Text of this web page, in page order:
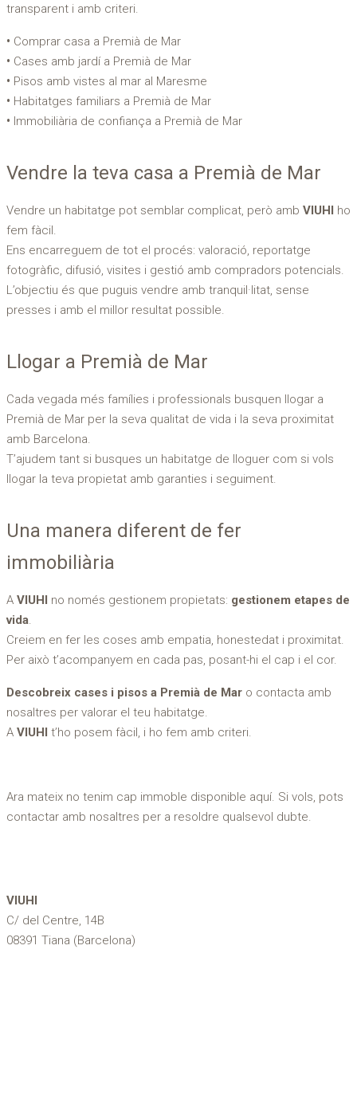
transparent i amb criteri.
Comprar casa a Premià de Mar
Cases amb jardí a Premià de Mar
Pisos amb vistes al mar al Maresme
Habitatges familiars a Premià de Mar
Immobiliària de confiança a Premià de Mar
Vendre la teva casa a Premià de Mar
Vendre un habitatge pot semblar complicat, però amb VIUHI ho
fem fàcil.
Ens encarreguem de tot el procés: valoració, reportatge
fotogràfic, difusió, visites i gestió amb compradors potencials.
L’objectiu és que puguis vendre amb tranquil·litat, sense
presses i amb el millor resultat possible.
Llogar a Premià de Mar
Cada vegada més famílies i professionals busquen llogar a
Premià de Mar per la seva qualitat de vida i la seva proximitat
amb Barcelona.
T’ajudem tant si busques un habitatge de lloguer com si vols
llogar la teva propietat amb garanties i seguiment.
Una manera diferent de fer
immobiliària
A VIUHI no només gestionem propietats: gestionem etapes de
vida
Creiem en fer les coses amb empatia, honestedat i proximitat.
Per això t’acompanyem en cada pas, posant-hi el cap i el cor.
Descobreix cases i pisos a Premià de Mar o contacta amb
nosaltres per valorar el teu habitatge.
A VIUHI t’ho posem fàcil, i ho fem amb criteri.
Ara mateix no tenim cap immoble disponible aquí. Si vols, pots
contactar amb nosaltres per a resoldre qualsevol dubte.
VIUHI
C/ del Centre, 14B
08391 Tiana (Barcelona)